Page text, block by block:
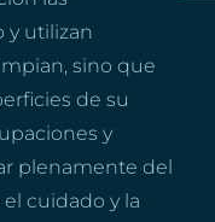
y utilizan
sino que
de su
y
plenamente del
cuidado y la